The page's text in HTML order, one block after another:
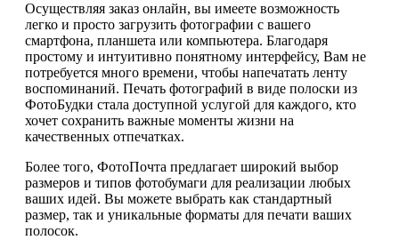
Осуществляя заказ онлайн, вы имеете возможность
легко и просто загрузить фотографии с вашего
смартфона, планшета или компьютера. Благодаря
простому и интуитивно понятному интерфейсу, Вам не
потребуется много времени, чтобы напечатать ленту
воспоминаний. Печать фотографий в виде полоски из
ФотоБудки стала доступной услугой для каждого, кто
хочет сохранить важные моменты жизни на
качественных отпечатках.
Более того, ФотоПочта предлагает широкий выбор
размеров и типов фотобумаги для реализации любых
ваших идей. Вы можете выбрать как стандартный
размер, так и уникальные форматы для печати ваших
полосок.